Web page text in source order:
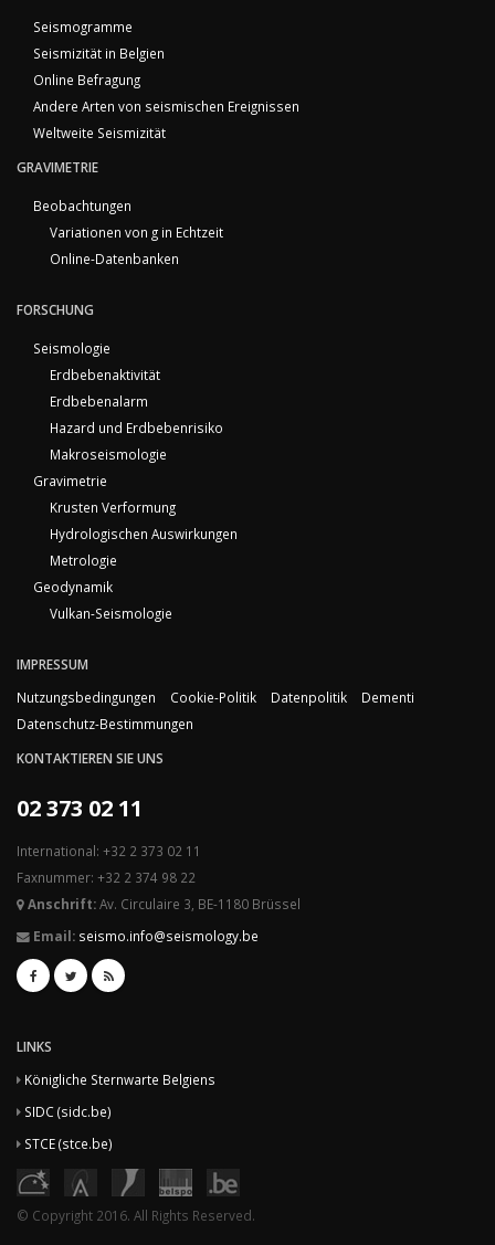
Seismogramme
Seismizität in Belgien
Online Befragung
Andere Arten von seismischen Ereignissen
Weltweite Seismizität
GRAVIMETRIE
Beobachtungen
Variationen von g in Echtzeit
Online-Datenbanken
FORSCHUNG
Seismologie
Erdbebenaktivität
Erdbebenalarm
Hazard und Erdbebenrisiko
Makroseismologie
Gravimetrie
Krusten Verformung
Hydrologischen Auswirkungen
Metrologie
Geodynamik
Vulkan-Seismologie
IMPRESSUM
Nutzungsbedingungen
Cookie-Politik Datenpolitik
Dementi
Datenschutz-Bestimmungen
KONTAKTIEREN SIE UNS
02 373 02 11
International: +32 2 373 02 11
Faxnummer: +32 2 374 98 22
Anschrift:Av. Circulaire 3, BE-1180 Brüssel
Email: seismo.info@seismology.be
LINKS
Königliche Sternwarte Belgiens
SIDC (sidc.be)
STCE (stce.be)
© Copyright 2016. All Rights Reserved.